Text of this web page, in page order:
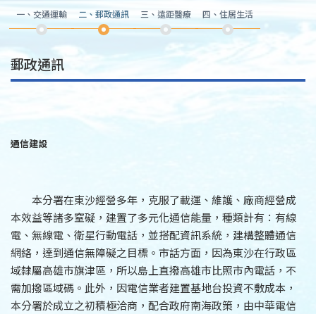
一、交通運輸 二、郵政通訊 三、遠距醫療 四、住居生活
郵政通訊
通信建設
本分署在東沙經營多年，克服了載運、維護、廠商經營成
本效益等諸多窒礙，建置了多元化通信能量，種類計有：有線
電、無線電、衛星行動電話，並搭配資訊系統，建構整體通信
網絡，達到通信無障礙之目標。市話方面，因為東沙在行政區
域隸屬高雄市旗津區，所以島上直撥高雄市比照市內電話，不
需加撥區域碼。此外，因電信業者建置基地台投資不敷成本，
本分署於成立之初積極洽商，配合政府南海政策，由中華電信